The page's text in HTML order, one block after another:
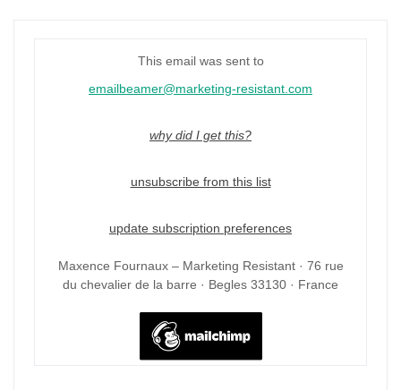
This email was sent to
emailbeamer@marketing-resistant.com
why did I get this?
unsubscribe from this list
update subscription preferences
Maxence Fournaux – Marketing Resistant · 76 rue
du chevalier de la barre · Begles 33130 · France